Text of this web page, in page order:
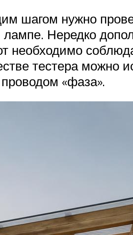
шагом нужно
Нередко
необходимо
тестера можно
«фаза».